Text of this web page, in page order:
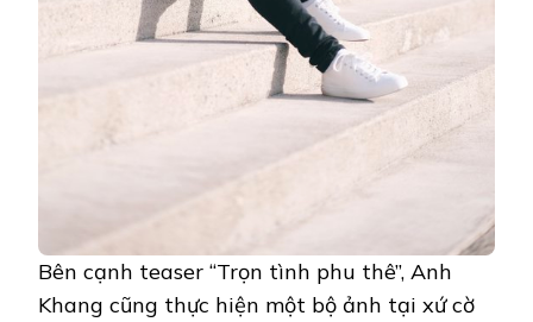
Bên cạnh teaser “Trọn tình phu thê”, Anh
Khang cũng thực hiện một bộ ảnh tại xứ cờ